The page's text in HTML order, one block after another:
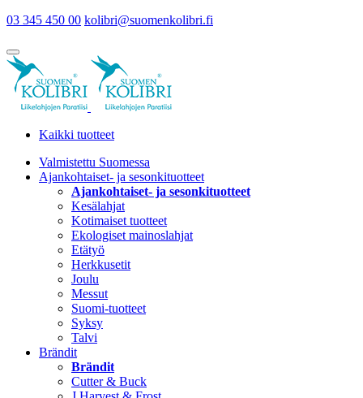
03 345 450 00 kolibri@suomenkolibri.fi
Kaikki tuotteet
Valmistettu Suomessa
Ajankohtaiset- ja sesonkituotteet
Ajankohtaiset- ja sesonkituotteet
Kesälahjat
Kotimaiset tuotteet
Ekologiset mainoslahjat
Etätyö
Herkkusetit
Joulu
Messut
Suomi-tuotteet
Syksy
Talvi
Brändit
Brändit
Cutter & Buck